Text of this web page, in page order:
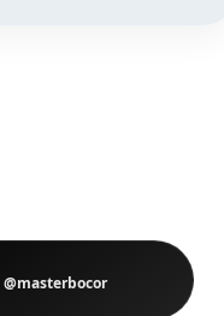
@masterbocor